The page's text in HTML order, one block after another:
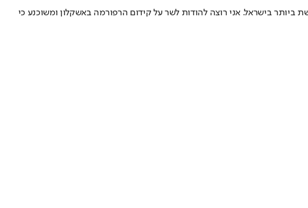
בישראל. אני רוצה להודות לשר על קידום הרפורמה באשקלון ומשוכנע כי